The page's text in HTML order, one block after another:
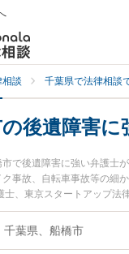
相談 千葉県で法律相談
後遺障害に
で後遺障害に強い弁護士
事故、自転車事故等の細
士、東京スタートアップ法
ラブルを今すぐに弁護士に
予約したい』などでお困り
千葉県、船橋市